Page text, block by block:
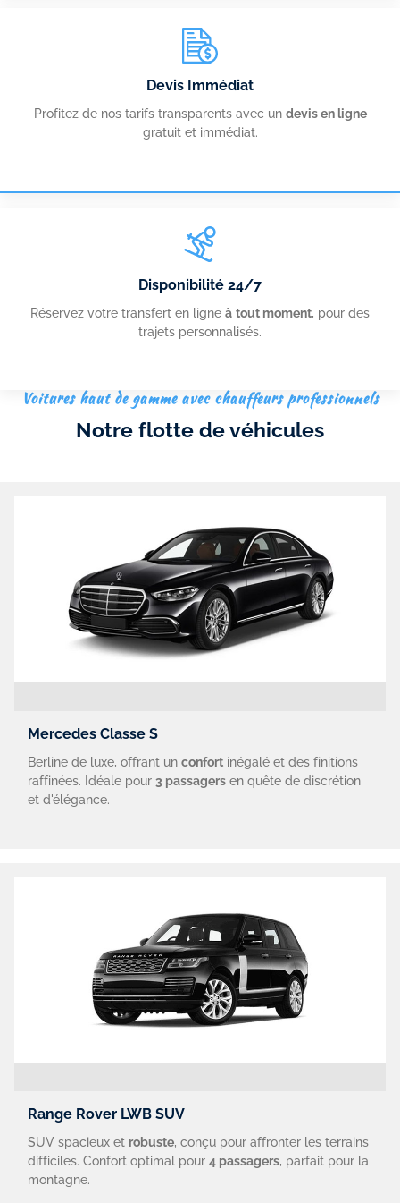
Devis Immédiat
Profitez de nos tarifs transparents avec un devis en ligne
gratuit et immédiat.
Disponibilité 24/7
Réservez votre transfert en ligne à tout moment , pour des
trajets personnalisés.
Notre flotte de véhicules
Voitures haut de gamme avec chauffeurs professionnels
Mercedes Classe S
Berline de luxe, offrant un confortinégalé et des finitions
raffinées. Idéale pour 3 passagersen quête de discrétion
et d'élégance.
Range Rover LWB SUV
SUV spacieux et robuste, conçu pour affronter les terrains
difficiles. Confort optimal pour 4 passagers, parfait pour la
montagne.